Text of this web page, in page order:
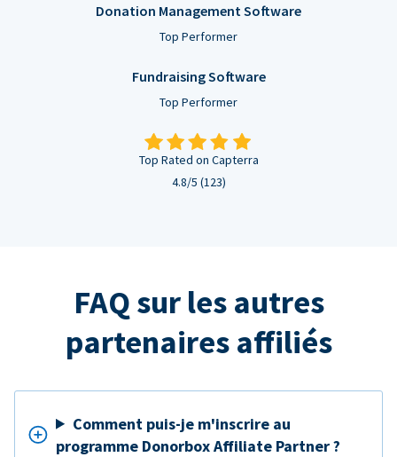
Donation Management Software
Top Performer
Fundraising Software
Top Performer
Top Rated on Capterra
4.8/5 (123)
FAQ sur les autres
partenaires affiliés
Comment puis-je m'inscrire au
programme Donorbox Affiliate Partner ?